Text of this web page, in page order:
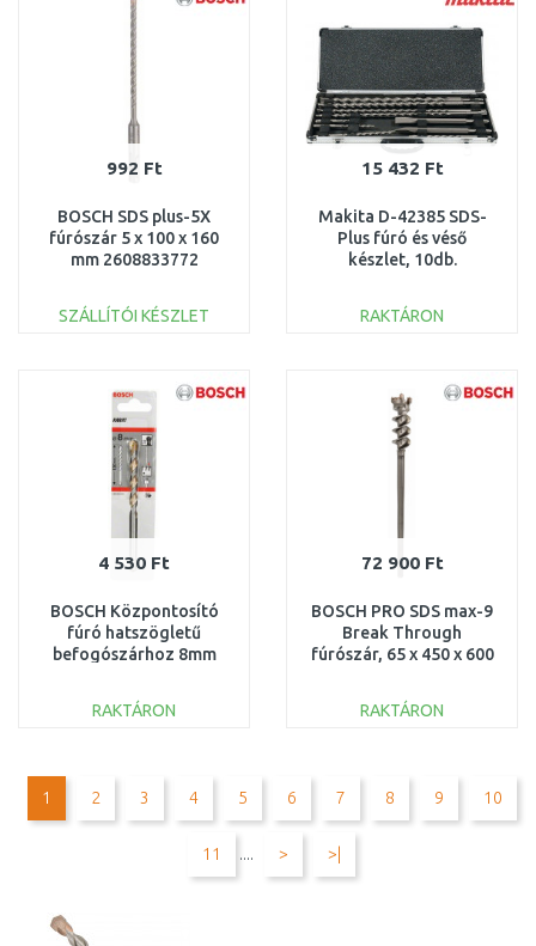
992 Ft
BOSCH SDS plus-5X
fúrószár 5 x 100 x 160
mm 2608833772
SZÁLLÍTÓI KÉSZLET
Összehasonlítás
15 432 Ft
Makita D-42385 SDS-
Plus fúró és véső
készlet, 10db.
RAKTÁRON
Összehasonlítás
4 530 Ft
BOSCH Központosító
fúró hatszögletű
befogószárhoz 8mm
RAKTÁRON
Összehasonlítás
72 900 Ft
BOSCH PRO SDS max-9
Break Through
fúrószár, 65 x 450 x 600
RAKTÁRON
Összehasonlítás
1 2 3 4 5 6 7 8 9 10
11 .... > >|